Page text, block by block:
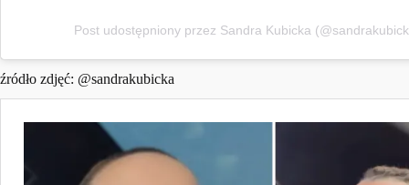
Post udostępniony przez Sandra Kubicka
źródło zdjęć: @sandrakubicka